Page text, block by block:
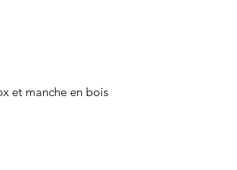
et manche en bois